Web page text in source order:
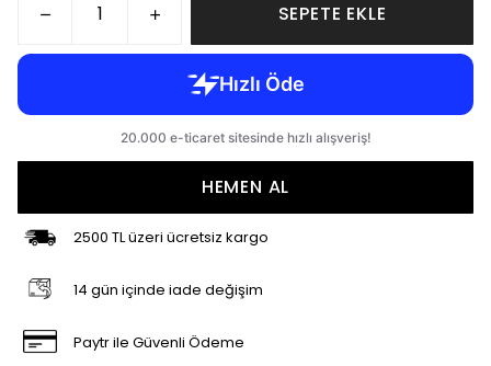
SEPETE EKLE
HEMEN AL
2500 TL üzeri ücretsiz kargo
14 gün içinde iade değişim
Paytr ile Güvenli Ödeme